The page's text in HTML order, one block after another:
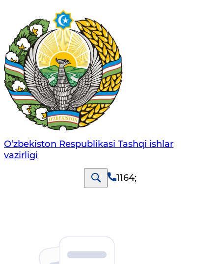
O‘zbеkistоn Rеspublikаsi Tashqi ishlаr
vаzirligi
1164;